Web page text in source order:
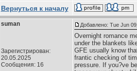
Вернуться к началу
suman
Зарегистрирован:
20.05.2025
Сообщения: 16
Добавлено: Tue Jun
Overnight romance
under the blankets
GFE usually know
frantic checking of
pressure. If you?ve